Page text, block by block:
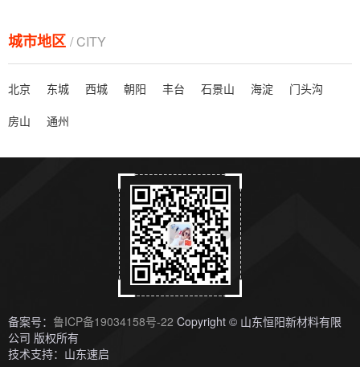
土工膜的价格主要看厚度和标准（原料不同），越厚的价格肯定要高，比如养殖的话在0....
高铁聚丙烯土工布生产厂家
免费邮寄样品，先看后买
化工池用什么样的防渗膜
防渗膜也叫土工膜，主要起到防渗、隔离、防潮的作用，化工池需要抗酸碱、耐腐蚀，建...
池塘防渗膜生产厂家在哪
池塘防渗膜生产厂家，主要集中在山东德州，土工材料之乡，主要生产土工膜 防渗膜 土...
土工膜代理商总经销
城市地区 / CITY
北京 东城 西城 朝阳 丰台 石景山 海淀
门头沟
房山
通州
备案号： 鲁ICP备19034158号-22 Copyright © 山东恒阳新材料有限
公司 版权所有
技术支持：山东速启